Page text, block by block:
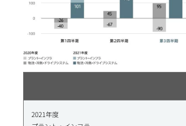
2021年度